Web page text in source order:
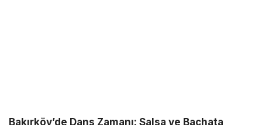
Bakırköy’de Dans Zamanı: Salsa ve Bachata